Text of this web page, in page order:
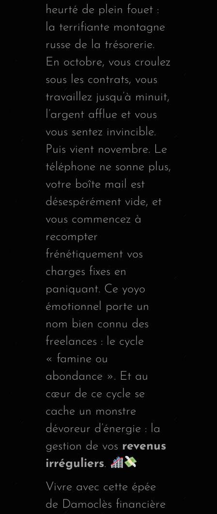
heurté de plein fouet :
la terrifiante montagne
russe de la trésorerie.
En octobre, vous croulez
sous les contrats, vous
travaillez jusqu’à minuit,
l’argent afflue et vous
vous sentez invincible.
Puis vient novembre. Le
téléphone ne sonne plus,
votre boîte mail est
désespérément vide, et
vous commencez à
recompter
frénétiquement vos
charges fixes en
paniquant. Ce yoyo
émotionnel porte un
nom bien connu des
freelances : le cycle
« famine ou
abondance ». Et au
cœur de ce cycle se
cache un monstre
dévoreur d’énergie : la
gestion de vos revenus
irréguliers.
Vivre avec cette épée
de Damoclès financière